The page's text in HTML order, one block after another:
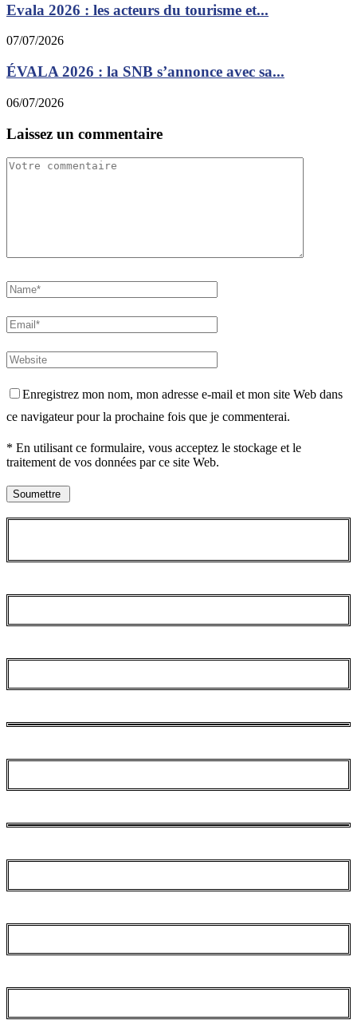
Evala 2026 : les acteurs du tourisme et...
07/07/2026
ÉVALA 2026 : la SNB s’annonce avec sa...
06/07/2026
Laissez un commentaire
Enregistrez mon nom, mon adresse e-mail et mon site Web dans
ce navigateur pour la prochaine fois que je commenterai.
* En utilisant ce formulaire, vous acceptez le stockage et le
traitement de vos données par ce site Web.